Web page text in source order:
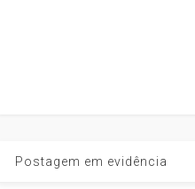
Postagem em evidência